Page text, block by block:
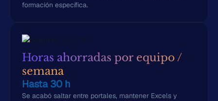
formación específica.
Horas ahorradas por equipo /
semana
Hasta 30 h
Se acabó saltar entre portales, mantener Excels y